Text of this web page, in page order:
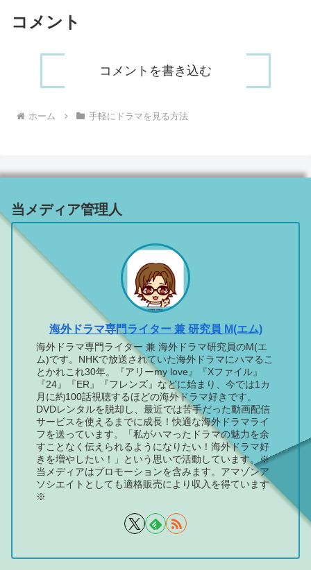
コメント
コメントを書き込む
ホーム 手軽にドラマを見る方法
当メディア管理人
海外ドラマ専門ライター 兼 研究員 M(エム)
海外ドラマ専門ライター 兼 海外ドラマ研究員のM(エ
ム)です。NHKで放送されていた海外ドラマにハマるこ
とかれこれ30年。『アリーmy love』『Xファイル』
『24』『ER』『フレンズ』などに始まり、今では1カ
月に約100話視聴するほどの海外ドラマ好きです。
DVDレンタルを脱却し、最近では苦手だった動画配信
サービスを使えるまでに成長！快適な海外ドラマライ
フを送っています。「私がハマったドラマの魅力を余
すことなく伝えられるようになりたい！海外ドラマ好
きを増やしたい！」という思いで活動しています。※
当メディアはプロモーションを含みます。アマゾンア
ソシエイトとしても適格販売により収入を得ています
※